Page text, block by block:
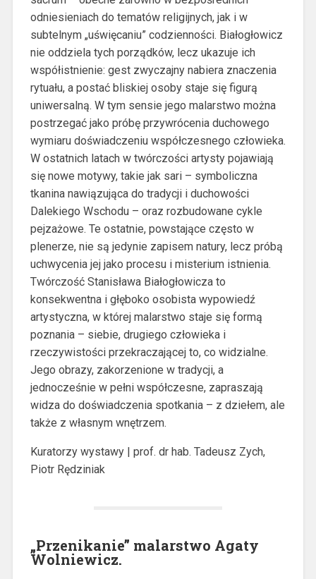
odniesieniach do tematów religijnych, jak i w
subtelnym „uświęcaniu” codzienności. Białogłowicz
nie oddziela tych porządków, lecz ukazuje ich
współistnienie: gest zwyczajny nabiera znaczenia
rytuału, a postać bliskiej osoby staje się figurą
uniwersalną. W tym sensie jego malarstwo można
postrzegać jako próbę przywrócenia duchowego
wymiaru doświadczeniu współczesnego człowieka.
W ostatnich latach w twórczości artysty pojawiają
się nowe motywy, takie jak sari – symboliczna
tkanina nawiązująca do tradycji i duchowości
Dalekiego Wschodu – oraz rozbudowane cykle
pejzażowe. Te ostatnie, powstające często w
plenerze, nie są jedynie zapisem natury, lecz próbą
uchwycenia jej jako procesu i misterium istnienia.
Twórczość Stanisława Białogłowicza to
konsekwentna i głęboko osobista wypowiedź
artystyczna, w której malarstwo staje się formą
poznania – siebie, drugiego człowieka i
rzeczywistości przekraczającej to, co widzialne.
Jego obrazy, zakorzenione w tradycji, a
jednocześnie w pełni współczesne, zapraszają
widza do doświadczenia spotkania – z dziełem, ale
także z własnym wnętrzem.
Kuratorzy wystawy | prof. dr hab. Tadeusz Zych,
Piotr Rędziniak
„Przenikanie” malarstwo Agaty
Wolniewicz.